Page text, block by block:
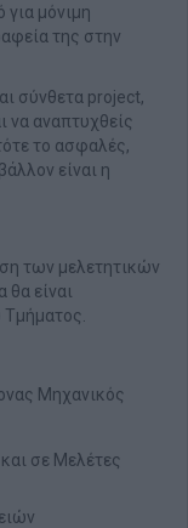
μόνιμη
της στην
σύνθετα project,
να αναπτυχθείς
το ασφαλές,
είναι η
των μελετητικών
είναι
Μηχανικός
σε Μελέτες